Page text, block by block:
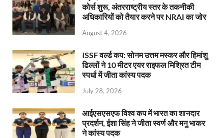
कोर्स शुरू, अंतरराष्ट्रीय स्तर के तकनीकी
अधिकारियों को तैयार करने पर NRAI का जोर
August 4, 2026
ISSF वर्ल्ड कप: सोनम उत्तम मस्कर और हिमांशु
ढिल्लों ने 10 मीटर एयर राइफल मिश्रित टीम
स्पर्धा में जीता कांस्य पदक
July 28, 2026
आईएसएसएफ विश्व कप में भारत का शानदार
प्रदर्शन, ईशा सिंह ने जीता स्वर्ण और मनु भाकर
ने कांस्य पदक